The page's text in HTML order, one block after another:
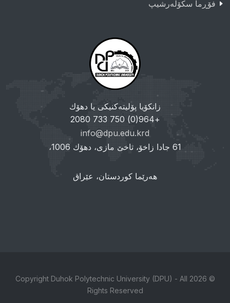
فۆڕما سکۆلەرشیپ
زانکۆیا پۆلیتەکنیکی یا دهۆك
+964(0) 750 733 2080
info@dpu.edu.krd
61 جادا زاخۆ، تاخێ مازی، دهۆك 1006،
هەرێما کوردستان، عێراق
© 2026 Copyright Duhok Polytechnic University (DPU) - All
Rights Reserved